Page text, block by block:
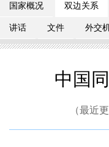
国家概况 双边关系
讲话 文件 外交
中国
（最近